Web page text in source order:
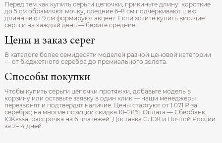
Перед тем как купить серьги цепочки, прикиньте длину: короткие
до 5 см обрамляют мочку, средние 6–8 см подчёркивают шею,
длинные от 9 см формируют акцент. Если хотите купить висячие
серьги на каждый день — берите средние.
Цены и заказ серег
В каталоге более семидесяти моделей разной ценовой категории
— от бюджетного серебра до премиального золота.
Способы покупки
Чтобы купить серьги цепочки протяжки, добавьте модель в
корзину или оставьте заявку в один клик — наши менеджеры
перезвонят и подтвердят наличие. Цены стартуют от 1 071 ₽ за
серебро; на многие позиции скидка 10–28%. Оплата — Сбербанк,
ЮKassa, рассрочка на 6 платежей. Доставка СДЭК и Почтой России
за 2–14 дней.